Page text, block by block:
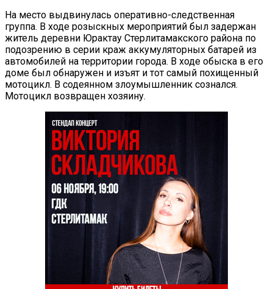
На место выдвинулась оперативно-следственная
группа. В ходе розыскных мероприятий был задержан
житель деревни Юрактау Стерлитамакского района по
подозрению в серии краж аккумуляторных батарей из
автомобилей на территории города. В ходе обыска в его
доме был обнаружен и изъят и тот самый похищенный
мотоцикл. В содеянном злоумышленник сознался.
Мотоцикл возвращен хозяину.